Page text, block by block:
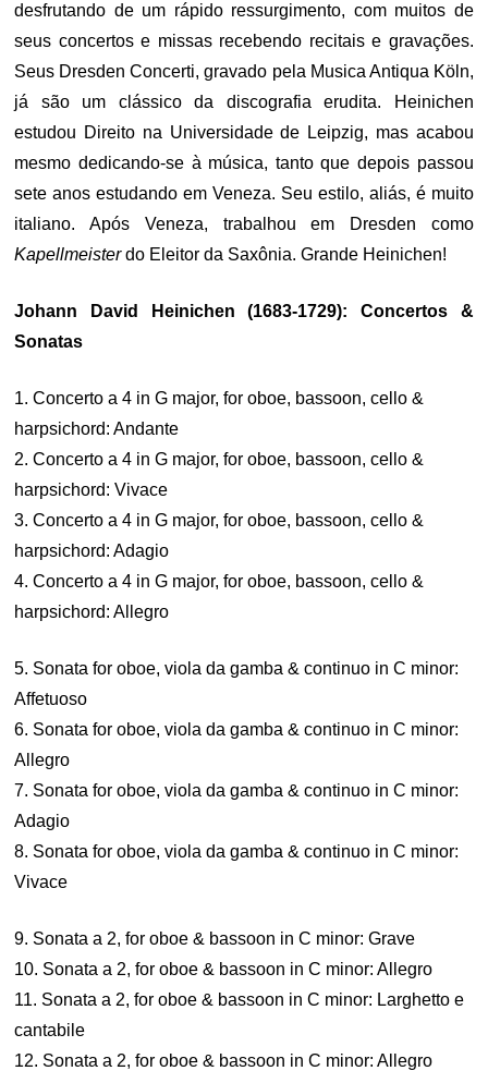
desfrutando de um rápido ressurgimento, com muitos de
seus concertos e missas recebendo recitais e gravações.
Seus Dresden Concerti, gravado pela Musica Antiqua Köln,
já são um clássico da discografia erudita. Heinichen
estudou Direito na Universidade de Leipzig, mas acabou
mesmo dedicando-se à música, tanto que depois passou
sete anos estudando em Veneza. Seu estilo, aliás, é muito
italiano. Após Veneza, trabalhou em Dresden como
Kapellmeisterdo Eleitor da Saxônia. Grande Heinichen!
Johann David Heinichen (1683-1729): Concertos &
Sonatas
1. Concerto a 4 in G major, for oboe, bassoon, cello &
harpsichord: Andante
2. Concerto a 4 in G major, for oboe, bassoon, cello &
harpsichord: Vivace
3. Concerto a 4 in G major, for oboe, bassoon, cello &
harpsichord: Adagio
4. Concerto a 4 in G major, for oboe, bassoon, cello &
harpsichord: Allegro
5. Sonata for oboe, viola da gamba & continuo in C minor:
Affetuoso
6. Sonata for oboe, viola da gamba & continuo in C minor:
Allegro
7. Sonata for oboe, viola da gamba & continuo in C minor:
Adagio
8. Sonata for oboe, viola da gamba & continuo in C minor:
Vivace
9. Sonata a 2, for oboe & bassoon in C minor: Grave
10. Sonata a 2, for oboe & bassoon in C minor: Allegro
11. Sonata a 2, for oboe & bassoon in C minor: Larghetto e
cantabile
12. Sonata a 2, for oboe & bassoon in C minor: Allegro